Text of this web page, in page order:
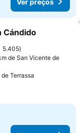
favoritos
Cándido
5.405
de San Vicente de
Terrassa